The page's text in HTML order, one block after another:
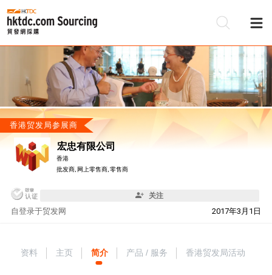
香港贸发局参展商
宏忠有限公司
香港
批发商, 网上零售商, 零售商
关注
自 2017年3月1日
登录于贸发网
资料 主页 简介 产品 / 服务 香港贸发局活动